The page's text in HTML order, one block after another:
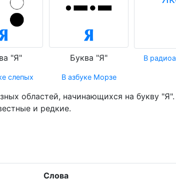
"Я"
слепых
Буква "Я"
В азбуке Морзе
В
областей, начинающихся на букву
и редкие.
Слова